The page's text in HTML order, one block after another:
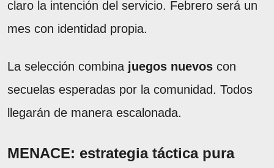
claro la intención del servicio. Febrero será un
mes con identidad propia.
La selección combina juegos nuevos con
secuelas esperadas por la comunidad. Todos
llegarán de manera escalonada.
MENACE: estrategia táctica pura